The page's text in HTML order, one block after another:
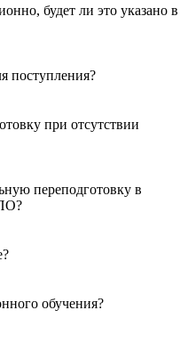
будет ли это указано в
поступления?
при отсутствии
переподготовку в
обучения?